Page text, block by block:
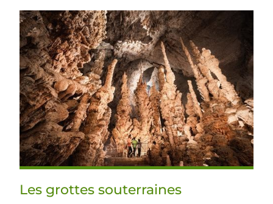
Les grottes souterraines